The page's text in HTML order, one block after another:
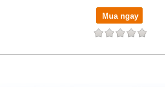
Mua ngay